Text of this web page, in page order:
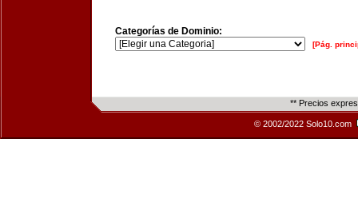
Categorías de Dominio:
[Pág.
** Precios
© 2002/2022 Solo10.com